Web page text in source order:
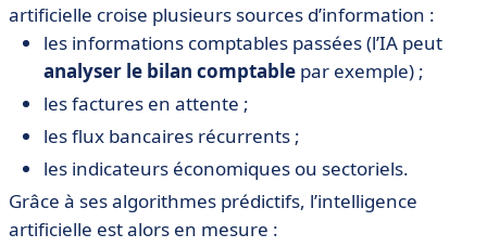
artificielle croise plusieurs sources d’information :
les informations comptables passées (l’IA peut
analyser le bilan comptable par exemple) ;
les factures en attente ;
les flux bancaires récurrents ;
les indicateurs économiques ou sectoriels.
Grâce à ses algorithmes prédictifs, l’intelligence
artificielle est alors en mesure :